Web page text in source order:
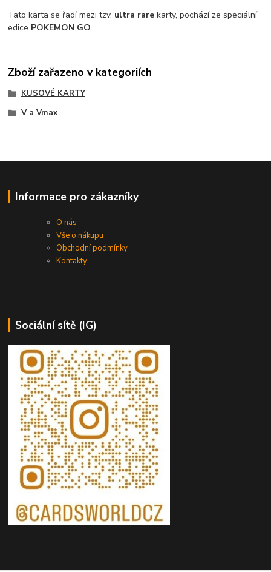
Tato karta se řadí mezi tzv. ultra rare karty, pochází ze speciální
edice POKEMON GO.
Zboží zařazeno v kategoriích
KUSOVÉ KARTY
V a Vmax
Informace pro zákazníky
O nás
Vše o nákupu
Obchodní podmínky
Kontakty
Sociální sítě (IG)